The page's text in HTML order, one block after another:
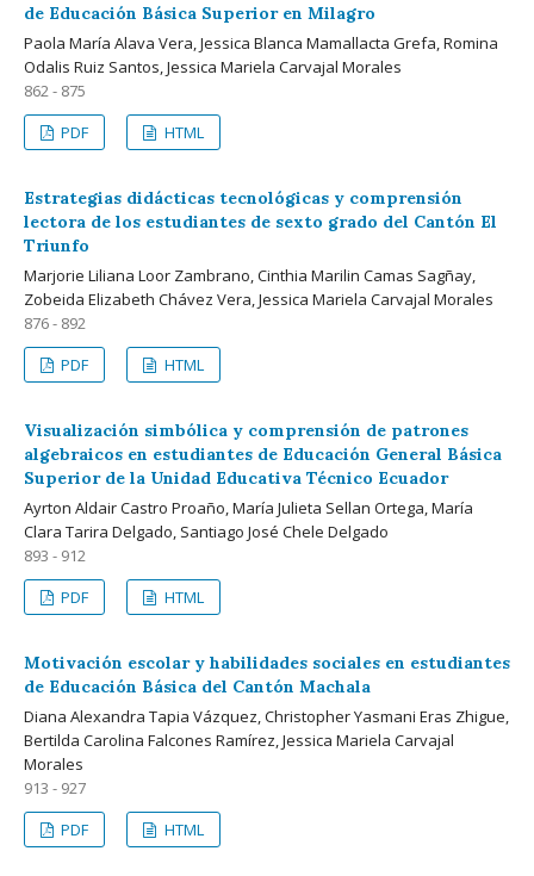
de Educación Básica Superior en Milagro
Paola María Alava Vera, Jessica Blanca Mamallacta Grefa, Romina
Odalis Ruiz Santos, Jessica Mariela Carvajal Morales
862 - 875
PDF
HTML
Estrategias didácticas tecnológicas y comprensión
lectora de los estudiantes de sexto grado del Cantón El
Triunfo
Marjorie Liliana Loor Zambrano, Cinthia Marilin Camas Sagñay,
Zobeida Elizabeth Chávez Vera, Jessica Mariela Carvajal Morales
876 - 892
PDF
HTML
Visualización simbólica y comprensión de patrones
algebraicos en estudiantes de Educación General Básica
Superior de la Unidad Educativa Técnico Ecuador
Ayrton Aldair Castro Proaño, María Julieta Sellan Ortega, María
Clara Tarira Delgado, Santiago José Chele Delgado
893 - 912
PDF
HTML
Motivación escolar y habilidades sociales en estudiantes
de Educación Básica del Cantón Machala
Diana Alexandra Tapia Vázquez, Christopher Yasmani Eras Zhigue,
Bertilda Carolina Falcones Ramírez, Jessica Mariela Carvajal
Morales
913 - 927
PDF
HTML